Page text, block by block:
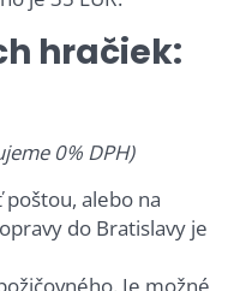
hračiek:
0% DPH)
alebo na
do Bratislavy je